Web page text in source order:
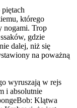
którego
nogami. Trop
gdzie
dalej, niż się
na poważną
wyruszają w rejs
i absolutnie
Klątwa